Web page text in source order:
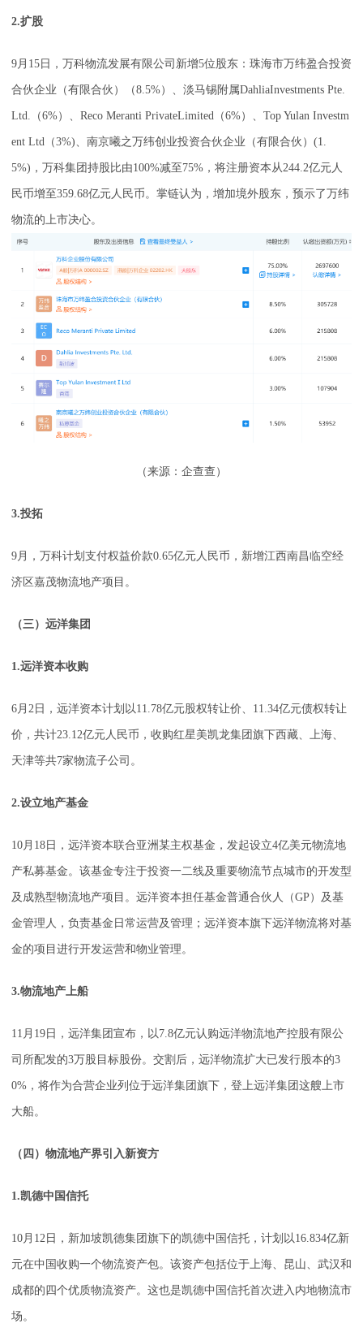
2.扩股
9月15日，万科物流发展有限公司新增5位股东：珠海市万纬盈合投资
合伙企业（有限合伙）（8.5%）、淡马锡附属DahliaInvestments Pte.
Ltd.（6%）、Reco Meranti PrivateLimited（6%）、Top Yulan Investm
ent Ltd（3%)、南京曦之万纬创业投资合伙企业（有限合伙）(1.
5%)，万科集团持股比由100%减至75%，将注册资本从244.2亿元人
民币增至359.68亿元人民币。掌链认为，增加境外股东，预示了万纬
物流的上市决心。
（来源：企查查）
3.投拓
9月，万科计划支付权益价款0.65亿元人民币，新增江西南昌临空经
济区嘉茂物流地产项目。
（三）远洋集团
1.远洋资本收购
6月2日，远洋资本计划以11.78亿元股权转让价、11.34亿元债权转让
价，共计23.12亿元人民币，收购红星美凯龙集团旗下西藏、上海、
天津等共7家物流子公司。
2.设立地产基金
10月18日，远洋资本联合亚洲某主权基金，发起设立4亿美元物流地
产私募基金。该基金专注于投资一二线及重要物流节点城市的开发型
及成熟型物流地产项目。远洋资本担任基金普通合伙人（GP）及基
金管理人，负责基金日常运营及管理；远洋资本旗下远洋物流将对基
金的项目进行开发运营和物业管理。
3.物流地产上船
11月19日，远洋集团宣布，以7.8亿元认购远洋物流地产控股有限公
司所配发的3万股目标股份。交割后，远洋物流扩大已发行股本的3
0%，将作为合营企业列位于远洋集团旗下，登上远洋集团这艘上市
大船。
（四）物流地产界引入新资方
1.凯德中国信托
10月12日，新加坡凯德集团旗下的凯德中国信托，计划以16.834亿新
元在中国收购一个物流资产包。该资产包括位于上海、昆山、武汉和
成都的四个优质物流资产。这也是凯德中国信托首次进入内地物流市
场。